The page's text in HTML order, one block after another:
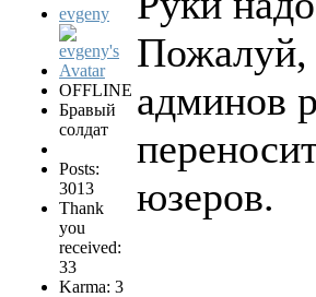
evgeny
OFFLINE
Бравый
солдат
Posts:
3013
Thank
you
received:
33
Karma: 3
Пожалуй,
админов
юзеров.